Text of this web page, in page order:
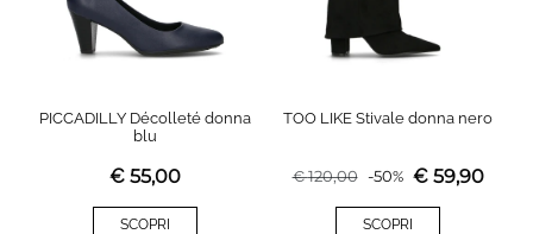
PICCADILLY Décolleté donna
blu
€ 55,00
SCOPRI
TOO LIKE Stivale donna nero
€120,00 -50% € 59,90
SCOPRI